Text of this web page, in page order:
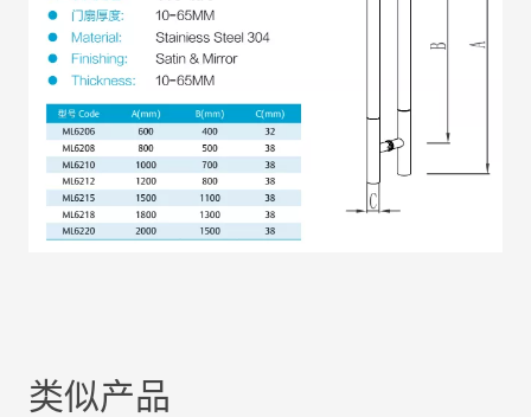
类似产品